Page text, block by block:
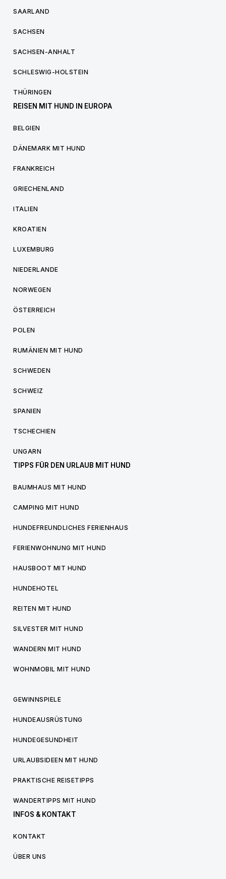
SAARLAND
SACHSEN
SACHSEN-ANHALT
SCHLESWIG-HOLSTEIN
THÜRINGEN
REISEN MIT HUND IN EUROPA
BELGIEN
DÄNEMARK MIT HUND
FRANKREICH
GRIECHENLAND
ITALIEN
KROATIEN
LUXEMBURG
NIEDERLANDE
NORWEGEN
ÖSTERREICH
POLEN
RUMÄNIEN MIT HUND
SCHWEDEN
SCHWEIZ
SPANIEN
TSCHECHIEN
UNGARN
TIPPS FÜR DEN URLAUB MIT HUND
BAUMHAUS MIT HUND
CAMPING MIT HUND
HUNDEFREUNDLICHES FERIENHAUS
FERIENWOHNUNG MIT HUND
HAUSBOOT MIT HUND
HUNDEHOTEL
REITEN MIT HUND
SILVESTER MIT HUND
WANDERN MIT HUND
WOHNMOBIL MIT HUND
GEWINNSPIELE
HUNDEAUSRÜSTUNG
HUNDEGESUNDHEIT
URLAUBSIDEEN MIT HUND
PRAKTISCHE REISETIPPS
WANDERTIPPS MIT HUND
INFOS & KONTAKT
KONTAKT
ÜBER UNS